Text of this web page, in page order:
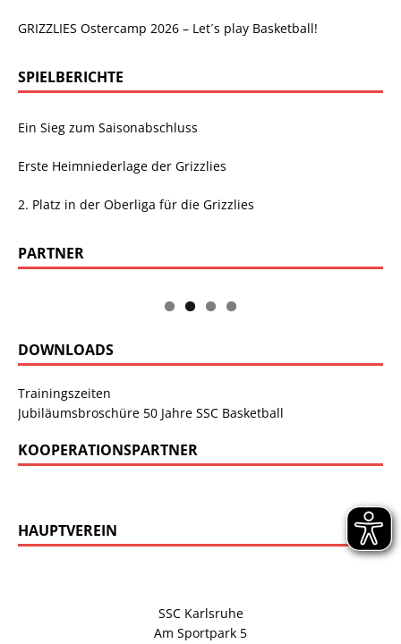
GRIZZLIES Ostercamp 2026 – Let´s play Basketball!
SPIELBERICHTE
Ein Sieg zum Saisonabschluss
Erste Heimniederlage der Grizzlies
2. Platz in der Oberliga für die Grizzlies
PARTNER
DOWNLOADS
Trainingszeiten
Jubiläumsbroschüre 50 Jahre SSC Basketball
KOOPERATIONSPARTNER
HAUPTVEREIN
SSC Karlsruhe
Am Sportpark 5